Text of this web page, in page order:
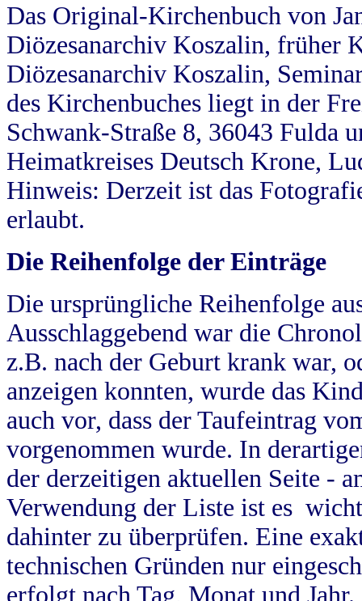
Das Original-Kirchenbuch von
Diözesanarchiv Koszalin, früher
Diözesanarchiv Koszalin,
des Kirchenbuches liegt in der
Schwank-Straße 8, 36043 Fulda
Heimatkreises Deutsch Krone,
Hinweis: Derzeit ist das
erlaubt.
Die Reihenfolge der Einträge
Die ursprüngliche Reihenfolge
Ausschlaggebend war die
z.B. nach der Geburt krank war,
anzeigen konnten, wurde das
auch vor, dass der Taufeintrag
vorgenommen wurde. In
der derzeitigen aktuellen Seite -
Verwendung der Liste ist es
dahinter zu überprüfen. Eine
technischen Gründen nur
erfolgt nach Tag, Monat und Jahr.